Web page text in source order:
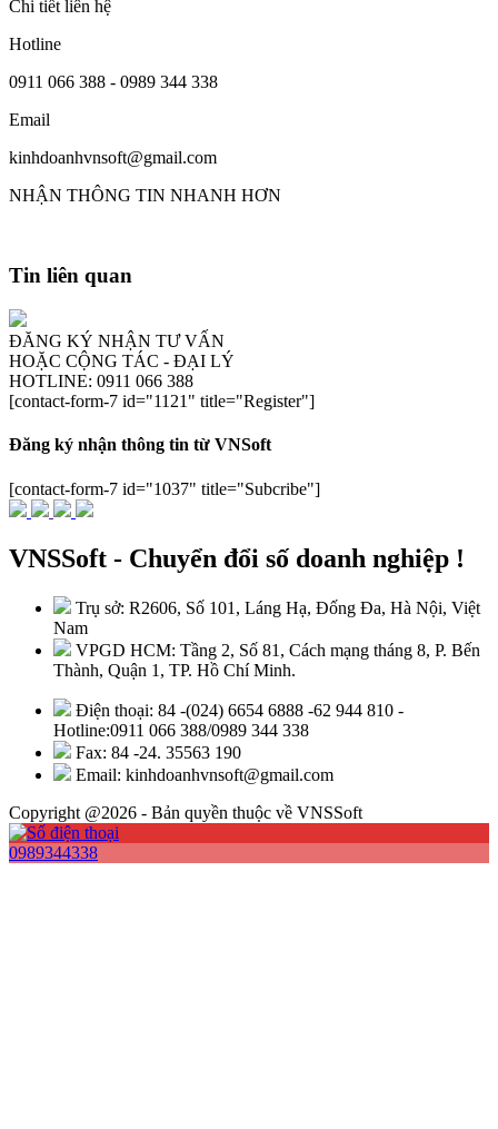
Chi tiết liên hệ
Hotline
0911 066 388 - 0989 344 338
Email
kinhdoanhvnsoft@gmail.com
NHẬN THÔNG TIN NHANH HƠN
Tin liên quan
ĐĂNG KÝ NHẬN TƯ VẤN
HOẶC CỘNG TÁC - ĐẠI LÝ
HOTLINE: 0911 066 388
[contact-form-7 id="1121" title="Register"]
Đăng ký nhận thông tin từ VNSoft
[contact-form-7 id="1037" title="Subcribe"]
VNSSoft - Chuyển đổi số doanh nghiệp !
Trụ sở: R2606, Số 101, Láng Hạ, Đống Đa, Hà Nội, Việt
Nam
VPGD HCM: Tầng 2, Số 81, Cách mạng tháng 8, P. Bến
Thành, Quận 1, TP. Hồ Chí Minh.
Điện thoại: 84 -(024) 6654 6888 -62 944 810 -
Hotline:0911 066 388/0989 344 338
Fax: 84 -24. 35563 190
Email: kinhdoanhvnsoft@gmail.com
Copyright @2026 - Bản quyền thuộc về VNSSoft
0989344338